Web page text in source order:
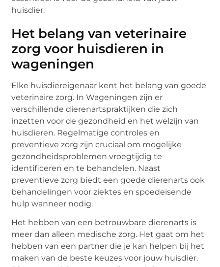
huisdier.
Het belang van veterinaire
zorg voor huisdieren in
wageningen
Elke huisdiereigenaar kent het belang van goede
veterinaire zorg. In Wageningen zijn er
verschillende dierenartspraktijken die zich
inzetten voor de gezondheid en het welzijn van
huisdieren. Regelmatige controles en
preventieve zorg zijn cruciaal om mogelijke
gezondheidsproblemen vroegtijdig te
identificeren en te behandelen. Naast
preventieve zorg biedt een goede dierenarts ook
behandelingen voor ziektes en spoedeisende
hulp wanneer nodig.
Het hebben van een betrouwbare dierenarts is
meer dan alleen medische zorg. Het gaat om het
hebben van een partner die je kan helpen bij het
maken van de beste keuzes voor jouw huisdier.